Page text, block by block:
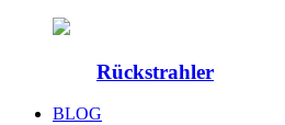
Rückstrahler
BLOG